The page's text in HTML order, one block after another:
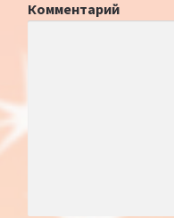
Комментарий